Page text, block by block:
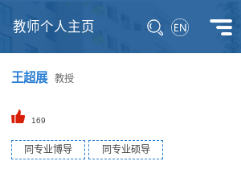
教师个人主页
王超展教授
169
同专业博导 同专业硕导